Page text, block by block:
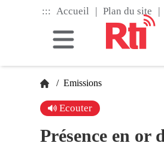
::: Accueil | Plan du site |
/ Emissions
Ecouter
Présence en or